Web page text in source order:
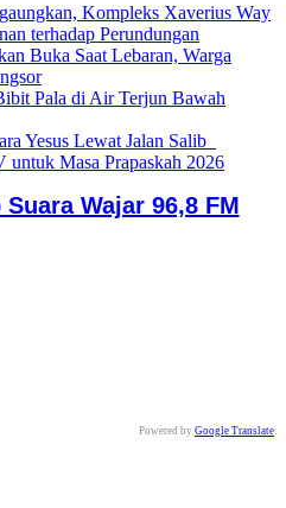
Kompleks Xaverius Way
terhadap Perundungan
Buka Saat Lebaran, Warga
Pala di Air Terjun Bawah
Yesus Lewat Jalan Salib
untuk Masa Prapaskah 2026
Wajar 96,8 FM
Powered by Google Translate.